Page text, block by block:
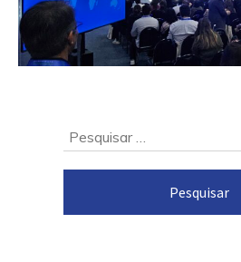
Pesquisar